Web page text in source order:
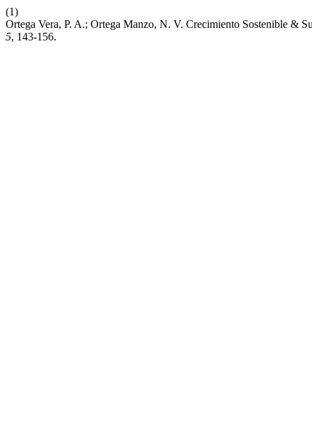
(1)
Ortega Vera, P. A.; Ortega Manzo, N. V. Crecimiento Sostenible &
5, 143-156.